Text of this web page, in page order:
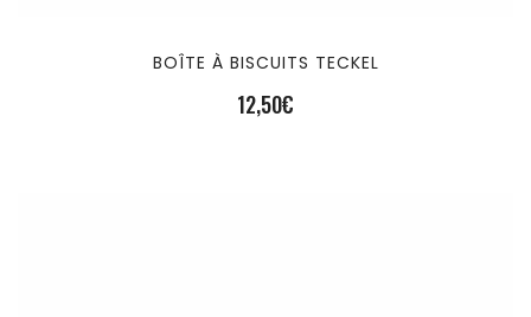
BOÎTE À BISCUITS TECKEL
12,50€